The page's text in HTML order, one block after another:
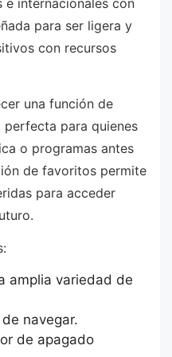
para ser ligera y
con recursos
una función de
para quienes
o programas antes
de favoritos permite
para acceder
amplia variedad de
navegar.
de apagado